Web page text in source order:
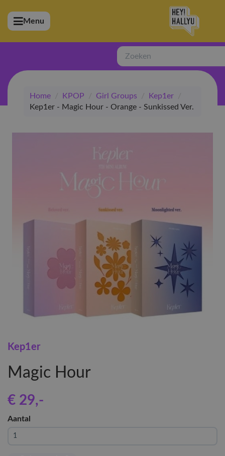
(Artiesten)
(Winkel)
Menu
Zoeken
Home / KPOP / Girl Groups / Kep1er
/
Kep1er - Magic Hour - Orange - Sunkissed Ver.
Kep1er
Magic Hour
€ 29,-
Aantal